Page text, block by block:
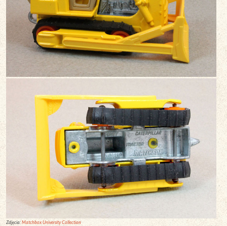
Zdjęcia:Matchbox University Collection